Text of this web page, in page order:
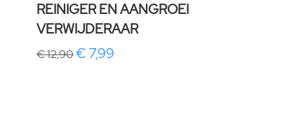
REINIGER EN AANGROEI
VERWIJDERAAR
€ 12,90€ 7,99